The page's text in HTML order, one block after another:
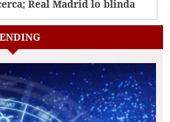
Real Madrid lo blinda